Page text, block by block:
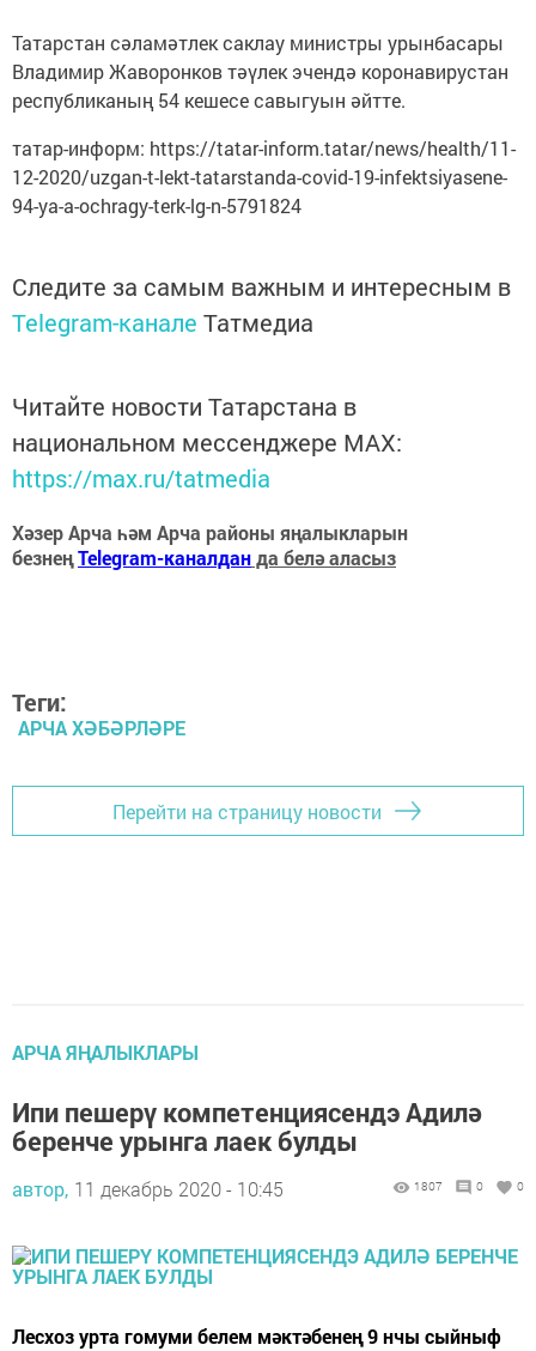
Татарстан сәламәтлек саклау министры урынбасары
Владимир Жаворонков тәүлек эчендә коронавирустан
республиканың 54 кешесе савыгуын әйтте.
татар-информ: https://tatar-inform.tatar/news/health/11-
12-2020/uzgan-t-lekt-tatarstanda-covid-19-infektsiyasene-
94-ya-a-ochragy-terk-lg-n-5791824
Следите за самым важным и интересным в
Telegram-канале Татмедиа
Читайте новости Татарстана в
национальном мессенджере MАХ:
https://max.ru/tatmedia
Хәзер Арча һәм Арча районы яңалыкларын
безнеңTelegram-каналданда белә аласыз
Теги:
АРЧА ХӘБӘРЛӘРЕ
Перейти на страницу новости
АРЧА ЯҢАЛЫКЛАРЫ
Ипи пешерү компетенциясендэ Адилә
беренче урынга лаек булды
автор, 11 декабрь 2020 - 10:45 1807 0 0
Лесхоз урта гомуми белем мәктәбенең 9 нчы сыйныф